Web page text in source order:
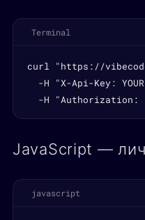
Terminal
curl "https://
-H "X-Api-Key:
-H "Authorization:
JavaScript —
javascript